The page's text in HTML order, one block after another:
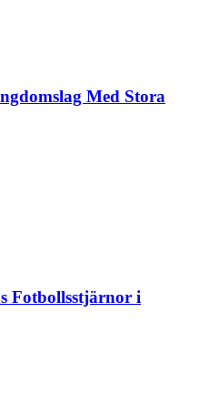
Med Stora
Fotbollsstjärnor i